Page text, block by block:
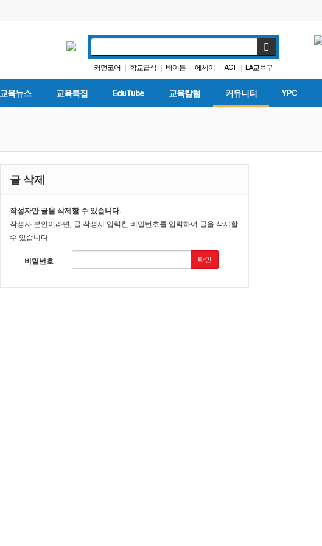
커먼코어 | 학교급식 | 바이든 | 에세이 | ACT | LA교육구
| 교육뉴스 | 다카 | 교육정책 | 봉사활동
교육뉴스 교육특집 EduTube 교육칼럼 커뮤니티 YPC
글 삭제
작성자만 글을 삭제할 수 있습니다.
작성자 본인이라면, 글 작성시 입력한 비밀번호를 입력하여 글을 삭제할
수 있습니다.
비밀번호 확인